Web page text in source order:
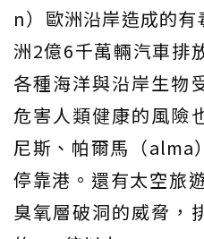
n）歐洲沿岸造成的
洲2億6千萬輛汽車排
各種海洋與沿岸生物
危害人類健康的風險
尼斯、帕爾馬（alma
停靠港。還有太空旅
臭氧層破洞的威脅，